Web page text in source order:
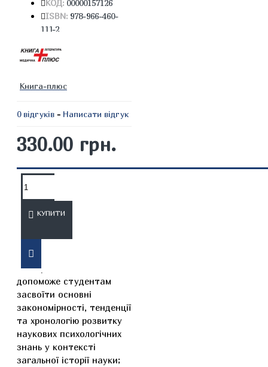
КОД: 00000157126
ISBN: 978-966-460-
111-2
Книга-плюс
0 відгуків - Написати відгук
330.00 грн.
КУПИТИ
ОПИС
Навчальний посібник
«Історія психології»
допоможе студентам
засвоїти основні
закономірності, тенденції
та хронологію розвитку
наукових психологічних
знань у контексті
загальної історії науки;